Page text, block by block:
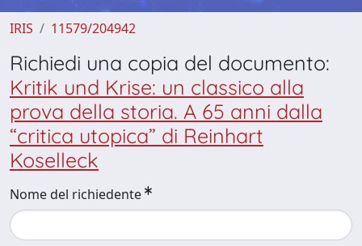
IRIS 11579/204942
Richiedi una copia del documento:
Kritik und Krise: un classico alla
prova della storia. A 65 anni dalla
“critica utopica” di Reinhart
Koselleck
Nome del richiedente